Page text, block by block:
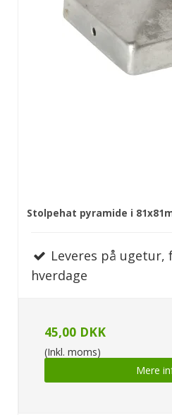
Stolpehat pyramide i
Leveres på ugetur,
hverdage
45,00 DKK
(Inkl. moms)
Mere